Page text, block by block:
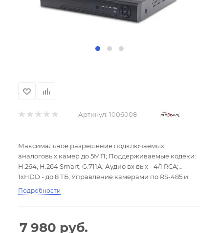
Артикул: 1006008
Максимальное разрешение подключаемых
аналоговых камер до 5МП; Поддерживаемые кодеки:
H.264, H.264 Smart; G.711А; Аудио вх вых - 4/1 RCA;
1xHDD - до 8 ТБ; Управление камерами по RS-485 и
Coax, DC 12В (2А) - БП в комплекте.
Подробности
7 980 руб.